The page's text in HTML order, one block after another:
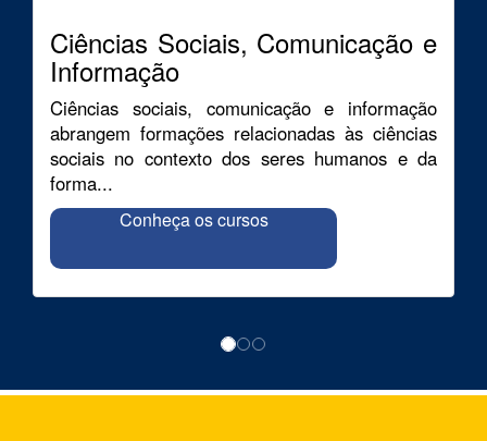
Ciências Sociais, Comunicação e
Informação
Ciências sociais, comunicação e informação
abrangem formações relacionadas às ciências
sociais no contexto dos seres humanos e da
forma...
Conheça os cursos